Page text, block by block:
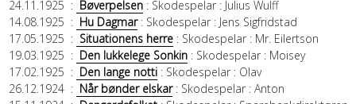
24.11.1925 : Bøverpelsen: Skodespelar: Julius Wulff
14.08.1925 : Hu Dagmar: Skodespelar: Jens Sigfridstad
17.05.1925 : Situationens herre: Skodespelar: Mr. Eilertson
19.03.1925 : Den lukkelege Sonkin: Skodespelar: Moisey
17.02.1925 : Den lange notti: Skodespelar: Olav
26.12.1924: Når bønder elskar: Skodespelar: Anton